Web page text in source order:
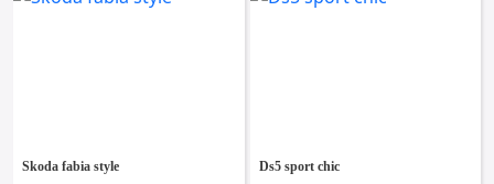
Skoda fabia style Ds5 sport chic